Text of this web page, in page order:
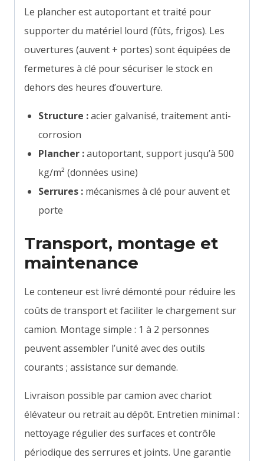
Le plancher est autoportant et traité pour
supporter du matériel lourd (fûts, frigos). Les
ouvertures (auvent + portes) sont équipées de
fermetures à clé pour sécuriser le stock en
dehors des heures d’ouverture.
Structure :acier galvanisé, traitement anti-
corrosion
Plancher :autoportant, support jusqu’à 500
kg/m² (données usine)
Serrures : mécanismes à clé pour auvent et
porte
Transport, montage et
maintenance
Le conteneur est livré démonté pour réduire les
coûts de transport et faciliter le chargement sur
camion. Montage simple : 1 à 2 personnes
peuvent assembler l’unité avec des outils
courants ; assistance sur demande.
Livraison possible par camion avec chariot
élévateur ou retrait au dépôt. Entretien minimal :
nettoyage régulier des surfaces et contrôle
périodique des serrures et joints. Une garantie